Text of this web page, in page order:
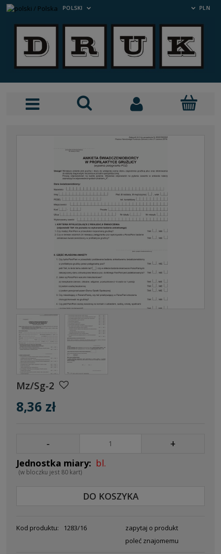
POLSKI PLN
Mz/Sg-2
8,36 zł
- +
bl.
(w bloczku jest 80 kart)
DO KOSZYKA
Kod produktu: 1283/16
zapytaj o produkt
poleć znajomemu